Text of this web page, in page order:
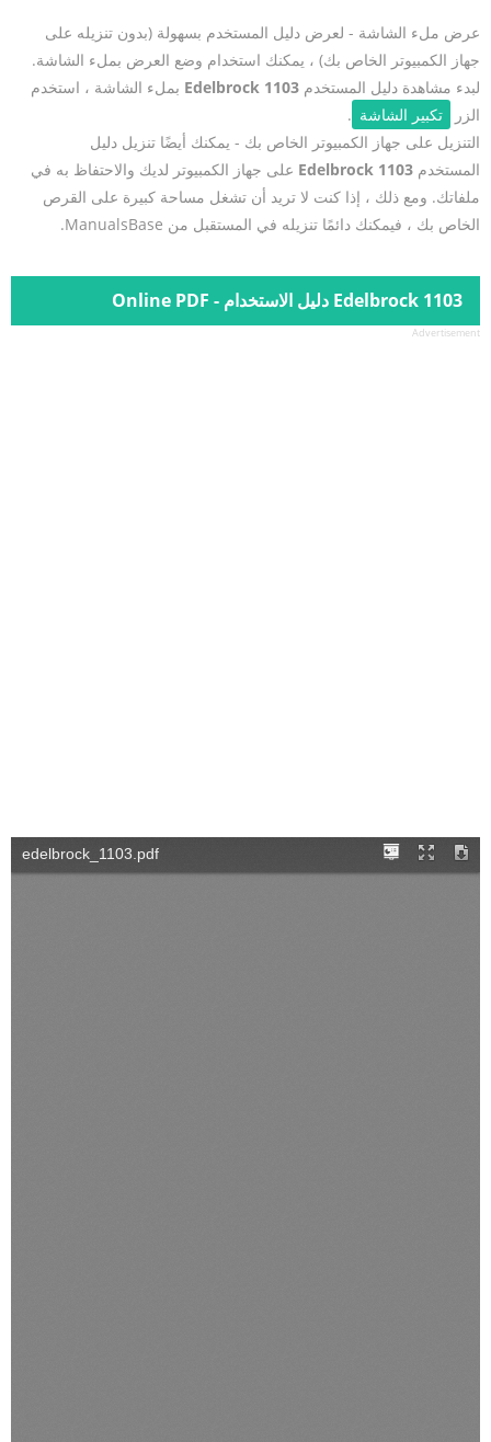
عرض ملء الشاشة - لعرض دليل المستخدم بسهولة (بدون تنزيله على
جهاز الكمبيوتر الخاص بك) ، يمكنك استخدام وضع العرض بملء الشاشة.
لبدء مشاهدة دليل المستخدم Edelbrock 1103 بملء الشاشة ، استخدم
الزر
تكبير الشاشة .
التنزيل على جهاز الكمبيوتر الخاص بك - يمكنك أيضًا تنزيل دليل
المستخدم Edelbrock 1103 على جهاز الكمبيوتر لديك والاحتفاظ به في
ملفاتك. ومع ذلك ، إذا كنت لا تريد أن تشغل مساحة كبيرة على القرص
الخاص بك ، فيمكنك دائمًا تنزيله في المستقبل من ManualsBase.
Edelbrock 1103 دليل الاستخدام - Online PDF
Advertisement